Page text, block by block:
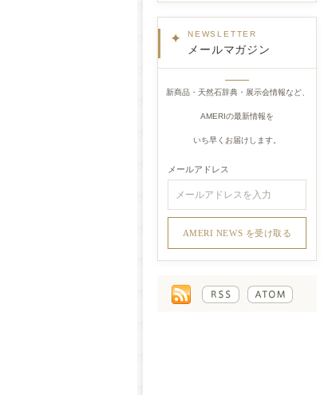
✦ NEWSLETTER
メールマガジン
新商品・天然石辞典・展示会情報など、
AMERIの最新情報を
いち早くお届けします。
メールアドレス